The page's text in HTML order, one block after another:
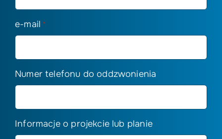
e-mail *
Numer telefonu do oddzwonienia
Informacje o projekcie lub planie